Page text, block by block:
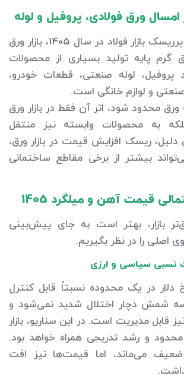
ورق فولادی، پروفیل و لوله
یکی از بخش‌های پرریسک بازار فولاد در سال 1405، بازار ورق
گرم پایه تولید بسیاری از محصولات
پروفیل، لوله صنعتی، قطعات خودرو،
و لوازم خانگی است.
ورق محدود شود، اثر آن فقط در بازار ورق
به محصولات وابسته نیز منتقل
ریسک افزایش قیمت در بازار ورق،
بیشتر از برخی مقاطع ساختمانی
قیمت آهن و میلگرد 1405
بازار، بهتر است به جای پیش‌بینی
اصلی را در نظر بگیریم.
نسبی سیاسی و ارزی
دلار در یک محدوده نسبتاً قابل کنترل
شمش دچار اختلال شدید نمی‌شود و
قابل مدیریت است. در این سناریو، بازار
محدود و رشد تدریجی همراه خواهد بود.
می‌ماند، اما قیمت‌ها نیز افت